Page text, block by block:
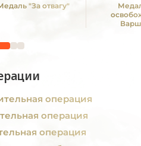
"За отвагу"
операция
операция
операция